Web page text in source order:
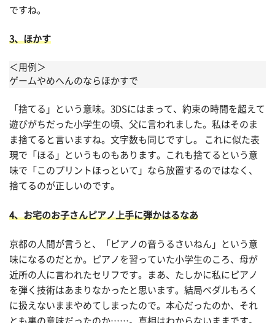
ですね。
3、ほかす
＜用例＞
ゲームやめへんのならほかすで
「捨てる」という意味。3DSにはまって、約束の時間を超えて
遊びがちだった小学生の頃、父に言われました。私はそのま
ま捨てると言いますね。文字数も同じですし。 これに似た表
現で「ほる」というものもあります。これも捨てるという意
味で「このプリントほっといて」なら放置するのではなく、
捨てるのが正しいのです。
4、お宅のお子さんピアノ上手に弾かはるなあ
京都の人間が言うと、「ピアノの音うるさいねん」という意
味になるのだとか。ピアノを習っていた小学生のころ、母が
近所の人に言われたセリフです。まあ、たしかに私にピアノ
を弾く技術はあまりなかったと思います。結局ペダルもろく
に扱えないままやめてしまったので。本心だったのか、それ
とも裏の意味だったのか……。真相はわからないままです。